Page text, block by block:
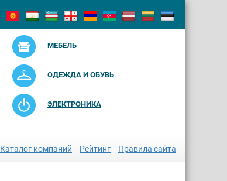
МЕБЕЛЬ
ОДЕЖДА И ОБУВЬ
ЭЛЕКТРОНИКА
Каталог компаний Рейтинг Правила сайта